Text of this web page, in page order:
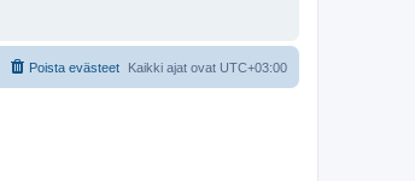
Kaikki ajat ovat UTC+03:00
Poista evästeet